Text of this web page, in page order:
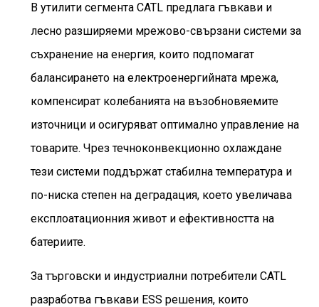
В утилити сегмента CATL предлага гъвкави и
лесно разширяеми мрежово-свързани системи за
съхранение на енергия, които подпомагат
балансирането на електроенергийната мрежа,
компенсират колебанията на възобновяемите
източници и осигуряват оптимално управление на
товарите. Чрез течноконвекционно охлаждане
тези системи поддържат стабилна температура и
по-ниска степен на деградация, което увеличава
експлоатационния живот и ефективността на
батериите.
За търговски и индустриални потребители CATL
разработва гъвкави ESS решения, които